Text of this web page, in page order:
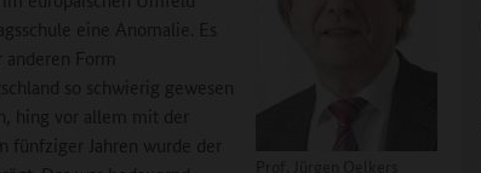
eine Anomalie. Es
Form
so schwierig gewesen
hing vor allem mit der
Jahren wurde der